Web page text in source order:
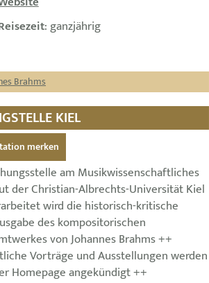
: ganzjährig
Brahms
KIEL
merken
am Musikwissenschaftliches
der Christian-Albrechts-Universität Kiel
wird die historisch-kritische
des kompositorischen
von Johannes Brahms ++
Vorträge und Ausstellungen werden
Homepage angekündigt ++